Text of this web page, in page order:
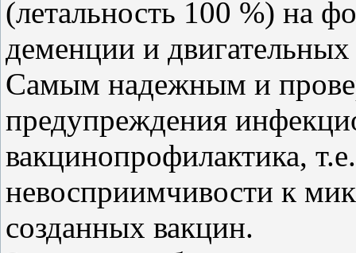
(летальность 100 %) на
деменции и двигательных
Самым надежным и
предупреждения
вакцинопрофилактика,
невосприимчивости к
созданных вакцин.